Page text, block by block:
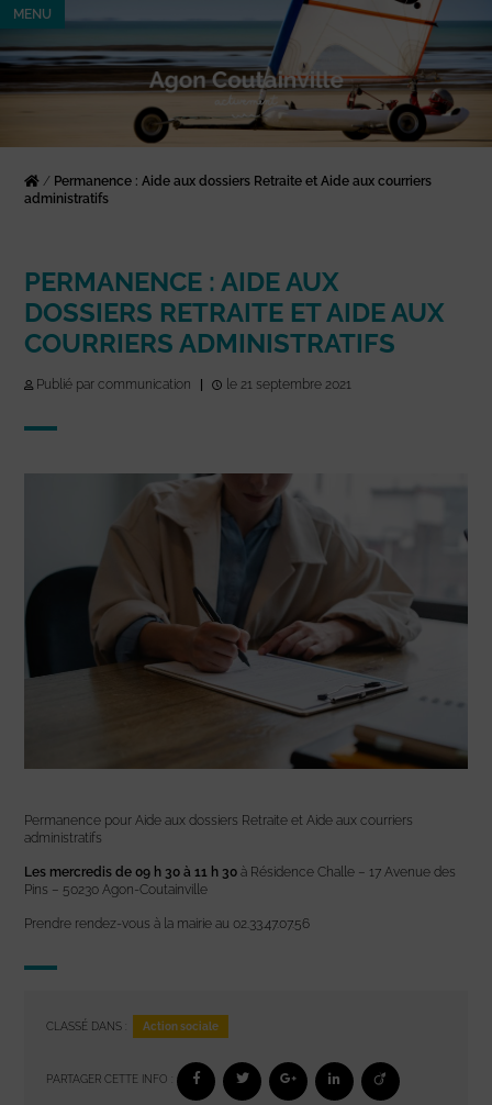
MENU
/ Permanence : Aide aux dossiers Retraite et Aide aux courriers
administratifs
PERMANENCE : AIDE AUX
DOSSIERS RETRAITE ET AIDE AUX
COURRIERS ADMINISTRATIFS
Publié par communication le 21 septembre 2021
Permanence pour Aide aux dossiers Retraite et Aide aux courriers
administratifs
Les mercredis de 09 h 30 à 11 h 30 à Résidence Challe – 17 Avenue des
Pins – 50230 Agon-Coutainville
Prendre rendez-vous à la mairie au 02.33.47.07.56
CLASSÉ DANS : Action sociale
PARTAGER CETTE INFO :